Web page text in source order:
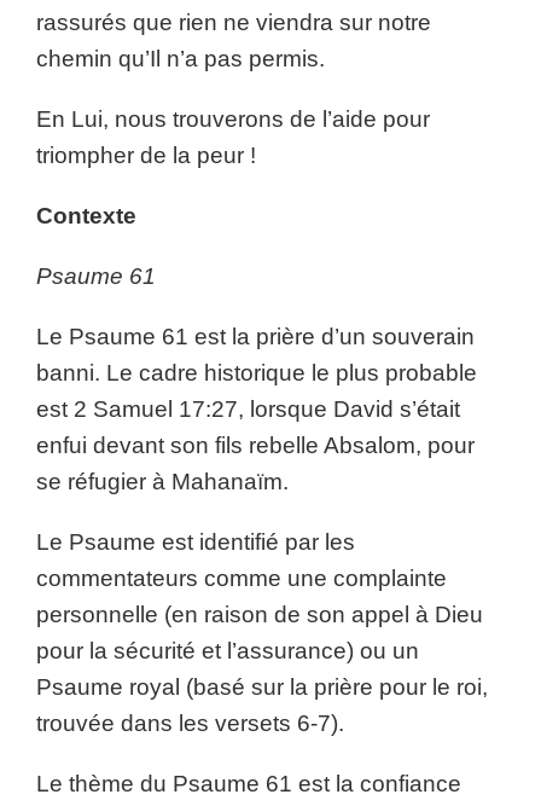
rassurés que rien ne viendra sur notre
chemin qu’Il n’a pas permis.
En Lui, nous trouverons de l’aide pour
triompher de la peur !
Contexte
Psaume 61
Le Psaume 61 est la prière d’un souverain
banni. Le cadre historique le plus probable
est 2 Samuel 17:27, lorsque David s’était
enfui devant son fils rebelle Absalom, pour
se réfugier à Mahanaïm.
Le Psaume est identifié par les
commentateurs comme une complainte
personnelle (en raison de son appel à Dieu
pour la sécurité et l’assurance) ou un
Psaume royal (basé sur la prière pour le roi,
trouvée dans les versets 6-7).
Le thème du Psaume 61 est la confiance